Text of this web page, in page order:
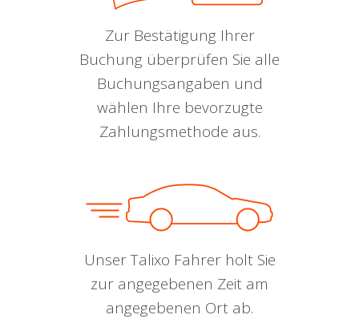
Zur Bestätigung Ihrer
Buchung überprüfen Sie alle
Buchungsangaben und
wählen Ihre bevorzugte
Zahlungsmethode aus.
Unser Talixo Fahrer holt Sie
zur angegebenen Zeit am
angegebenen Ort ab.